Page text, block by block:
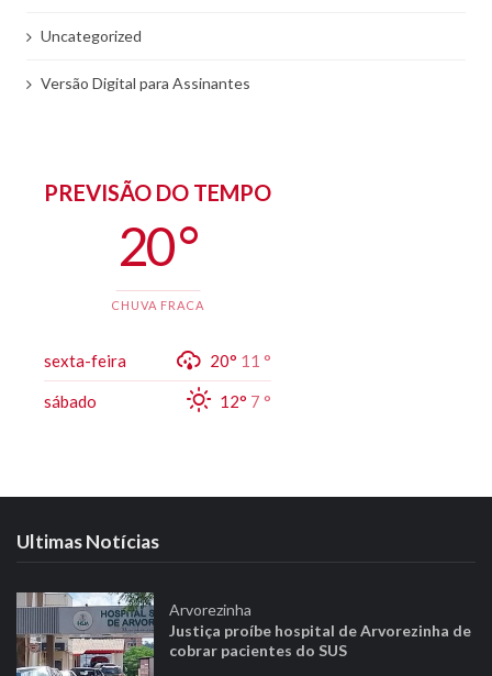
Uncategorized
Versão Digital para Assinantes
PREVISÃO DO TEMPO
20 °
CHUVA FRACA
sexta-feira 20° 11 °
sábado 12° 7 °
Ultimas Notícias
Arvorezinha
Justiça proíbe hospital de Arvorezinha de
cobrar pacientes do SUS